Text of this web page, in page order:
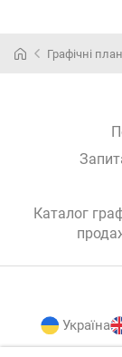
Графічні
Каталог
Україна